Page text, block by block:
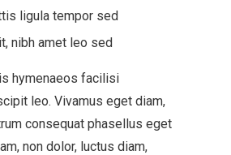
ligula tempor sed
nibh amet leo sed
hymenaeos facilisi
leo. Vivamus eget diam,
consequat phasellus eget
non dolor, luctus diam,